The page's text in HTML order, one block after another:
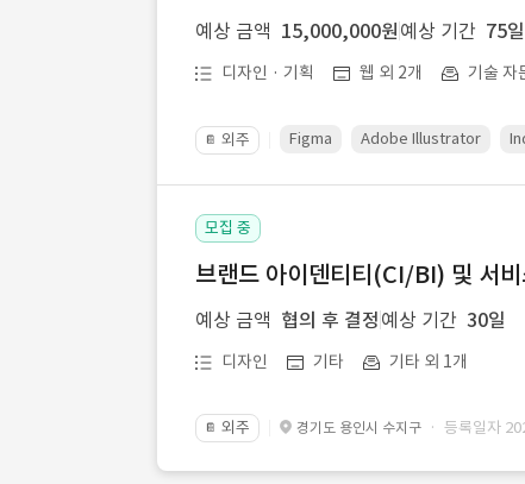
예상 금액 15,000,000원 예상 기간 75일
디자인 · 기획 웹 외 2개 기술 자
📔 외주 Figma Adobe Illustrator
모집 중
브랜드 아이덴티티(CI/BI) 및 서
예상 금액 협의 후 결정 예상 기간 30일
디자인 기타 기타 외 1개
📔 외주 경기도 용인시 수지구 · 등록일자